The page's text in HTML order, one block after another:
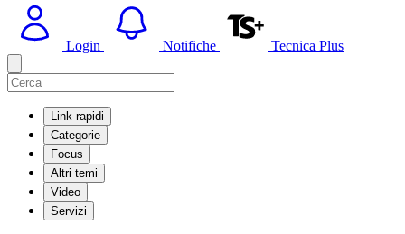
Login Notifiche Tecnica Plus
Link rapidi
Categorie
Focus
Altri temi
Video
Servizi